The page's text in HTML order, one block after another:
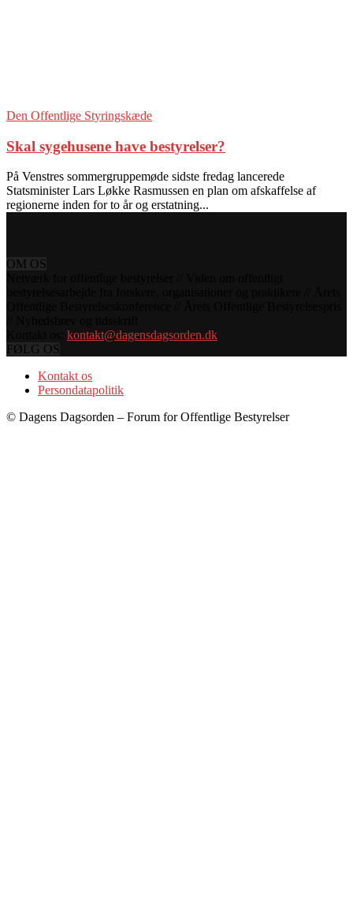
Den Offentlige Styringskæde
Skal sygehusene have bestyrelser?
På Venstres sommergruppemøde sidste fredag lancerede
Statsminister Lars Løkke Rasmussen en plan om afskaffelse af
regionerne inden for to år og erstatning...
OM OS
kontakt@dagensdagsorden.dk
FØLG OS
Kontakt os
Persondatapolitik
© Dagens Dagsorden – Forum for Offentlige Bestyrelser